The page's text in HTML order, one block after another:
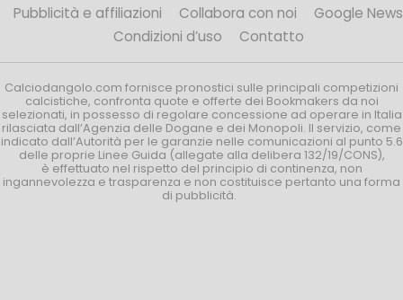
Pubblicità e affiliazioni
Collabora con noi
Google News
Condizioni d’uso
Contatto
Calciodangolo.com fornisce pronostici sulle principali competizioni
calcistiche, confronta quote e offerte dei Bookmakers da noi
selezionati, in possesso di regolare concessione ad operare in Italia
rilasciata dall’Agenzia delle Dogane e dei Monopoli. Il servizio, come
indicato dall’Autorità per le garanzie nelle comunicazioni al punto 5.6
delle proprie Linee Guida (allegate alla delibera 132/19/CONS),
è effettuato nel rispetto del principio di continenza, non
ingannevolezza e trasparenza e non costituisce pertanto una forma
di pubblicità.